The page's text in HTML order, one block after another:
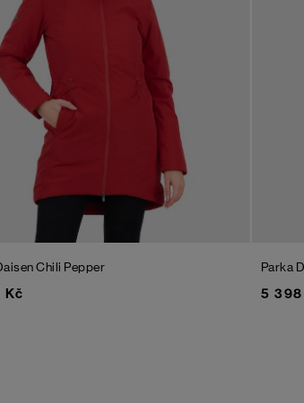
Chili Pepper
Kč
Parka
5 398